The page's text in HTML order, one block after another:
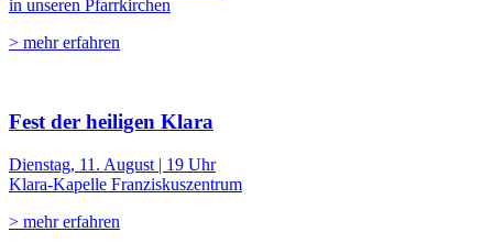
in unseren Pfarrkirchen
> mehr erfahren
Fest der heiligen Klara
Dienstag, 11. August | 19 Uhr
Klara-Kapelle Franziskuszentrum
> mehr erfahren